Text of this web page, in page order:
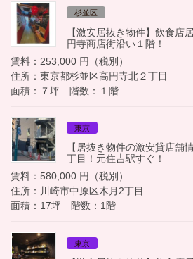
杉並区
【激安居抜き物件】飲食店
円寺商店街沿い１階！
賃料：253,000 円（税別）
住所：東京都杉並区高円寺北２丁目
面積：７坪 階数：１階
東京
【居抜き物件の激安貸店舗
丁目！元住吉駅すぐ！
賃料：580,000 円（税別）
住所：川崎市中原区木月2丁目
面積：17坪 階数：1階
東京